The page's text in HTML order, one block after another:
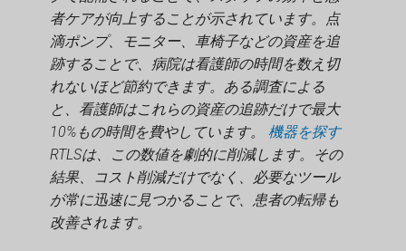
者ケアが向上することが示されています。点
滴ポンプ、モニター、車椅子などの資産を追
跡することで、病院は看護師の時間を数え切
れないほど節約できます。ある調査による
と、看護師はこれらの資産の追跡だけで最大
10%もの時間を費やしています。 機器を探す
RTLSは、この数値を劇的に削減します。その
結果、コスト削減だけでなく、必要なツール
が常に迅速に見つかることで、患者の転帰も
改善されます。